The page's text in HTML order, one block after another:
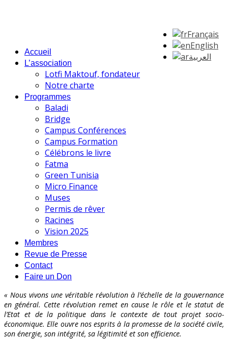
Français
English
العربية
Accueil
L’association
Lotfi Maktouf, fondateur
Notre charte
Programmes
Baladi
Bridge
Campus Conférences
Campus Formation
Célébrons le livre
Fatma
Green Tunisia
Micro Finance
Muses
Permis de rêver
Racines
Vision 2025
Membres
Revue de Presse
Contact
Faire un Don
« Nous vivons une véritable révolution à l’échelle de la gouvernance
en général. Cette révolution remet en cause le rôle et le statut de
l’Etat et de la politique dans le contexte de tout projet socio-
économique. Elle ouvre nos esprits à la promesse de la société civile,
son énergie, son intégrité, sa légitimité et son efficience.